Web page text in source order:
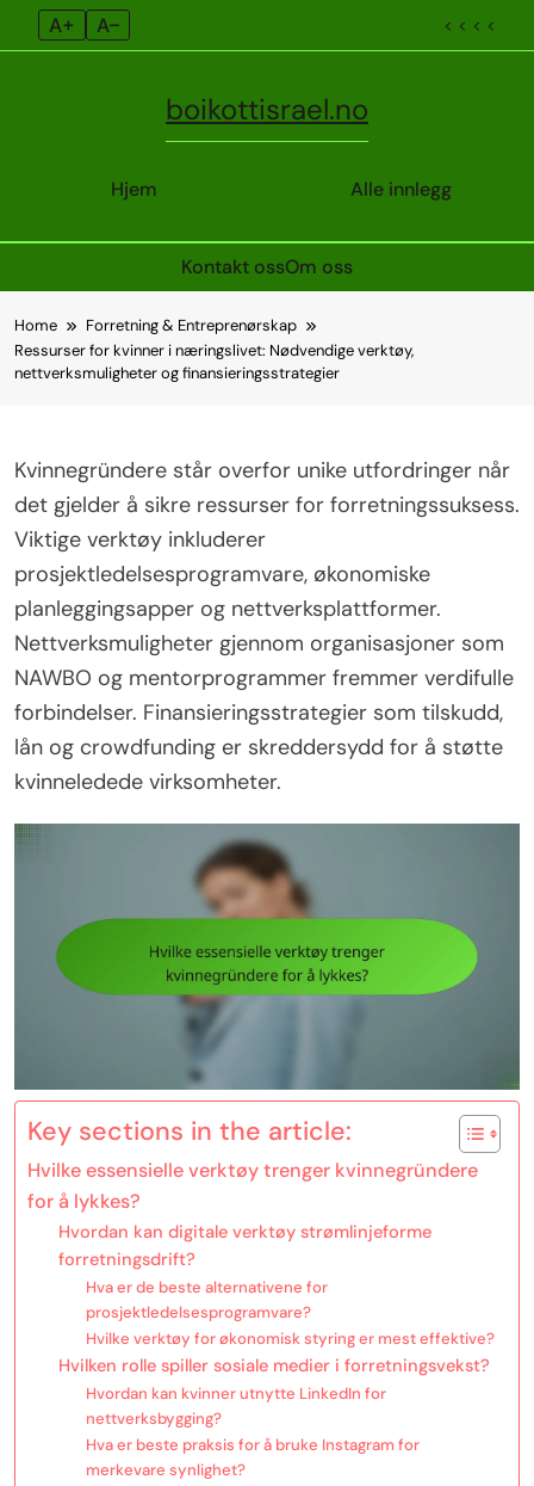
A+ A– < < < <
Hjem
boikottisrael.no
Alle innlegg
Kontakt ossOm oss
to
content
Home
Forretning & Entreprenørskap
Ressurser for kvinner i næringslivet: Nødvendige verktøy,
nettverksmuligheter og finansieringsstrategier
Kvinnegründere står overfor unike utfordringer når
det gjelder å sikre ressurser for forretningssuksess.
Viktige verktøy inkluderer
prosjektledelsesprogramvare, økonomiske
planleggingsapper og nettverksplattformer.
Nettverksmuligheter gjennom organisasjoner som
NAWBO og mentorprogrammer fremmer verdifulle
forbindelser. Finansieringsstrategier som tilskudd,
lån og crowdfunding er skreddersydd for å støtte
kvinneledede virksomheter.
Key sections in the article:
Hvilke essensielle verktøy trenger kvinnegründere
for å lykkes?
Hvordan kan digitale verktøy strømlinjeforme
forretningsdrift?
Hva er de beste alternativene for
prosjektledelsesprogramvare?
Hvilke verktøy for økonomisk styring er mest effektive?
Hvilken rolle spiller sosiale medier i forretningsvekst?
Hvordan kan kvinner utnytte LinkedIn for
nettverksbygging?
Hva er beste praksis for å bruke Instagram for
merkevare synlighet?